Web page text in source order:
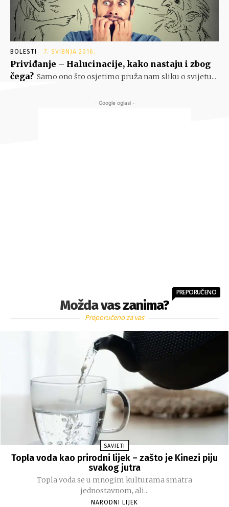
BOLESTI 7. SVIBNJA 2016.
Priviđanje – Halucinacije, kako nastaju i zbog
čega? Samo ono što osjetimo pruža nam sliku o svijetu...
- Google oglasi -
Možda vas zanima?
PREPORUČENO
Preporučeno za vas
SAVJETI
Topla voda kao prirodni lijek – zašto je Kinezi piju
svakog jutra
Topla voda se u mnogim kulturama smatra
jednostavnom, ali...
NARODNI LIJEK